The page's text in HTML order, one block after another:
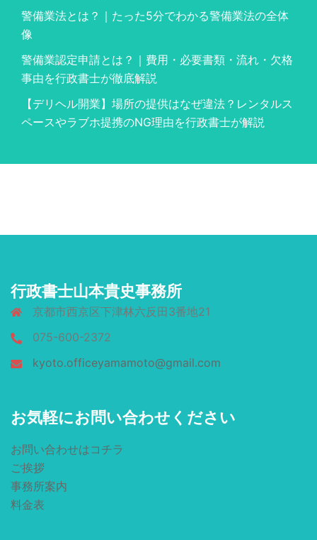
警備業法とは？｜たった5分でわかる警備業法の全体
像
警備業認定申請とは？｜費用・必要書類・流れ・欠格
事由を行政書士が徹底解説
【デリヘル開業】場所の提供はなぜ違法？レンタルス
ペースやラブホ提携のNG理由を行政書士が解説
行政書士山本貴史事務所
京都市西京区下津林六反田3番地21
075-600-2372
kyoto.officeyamamoto@gmail.com
お気軽にお問い合わせください
お問い合わせはコチラ
ご挨拶
事務所案内
料金表